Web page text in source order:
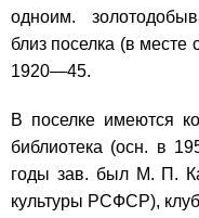
одноим.
близ поселка (в месте
1920—45.
В поселке имеются
библиотека (осн. в
годы зав. был М. П.
культуры РСФСР),